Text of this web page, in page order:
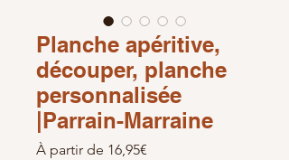
Planche apéritive,
découper, planche
personnalisée
|Parrain-Marraine
À partir de 16,95€